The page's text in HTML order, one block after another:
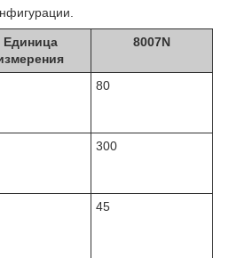
Единица
8007N
80
300
45